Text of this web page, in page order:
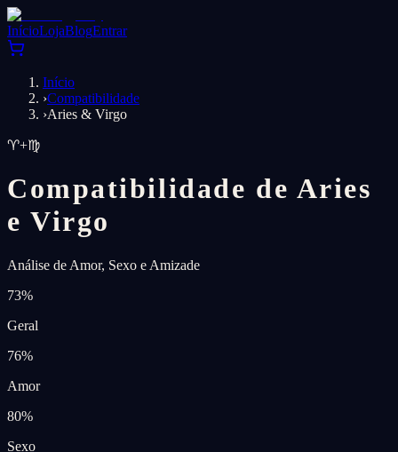
InícioLojaBlogEntrar
Início
›Compatibilidade
›Aries & Virgo
♈+♍
Compatibilidade de Aries
e Virgo
Análise de Amor, Sexo e Amizade
73%
Geral
76%
Amor
80%
Sexo